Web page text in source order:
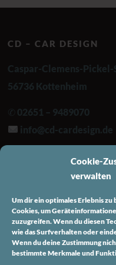
Cookie-
verwalten
Um dir ein optimales Erlebnis
Cookies, um
zuzugreifen. Wenn du diesen
wie das Surfverhalten oder
Wenn du deine Zustimmung
bestimmte Merkmale und
CD – CAR DESIGN
Caspar-Clemens-Pickel-
56736 Kottenheim
✆ 02651 – 9489070
info@cd-cardesign.de
Facebook
INFORMATIONEN